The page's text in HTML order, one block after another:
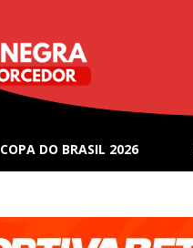
COPA DO BRASIL 2026